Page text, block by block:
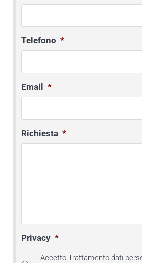
Telefono *
Email *
Richiesta *
Privacy *
Accetto Trattamento dati